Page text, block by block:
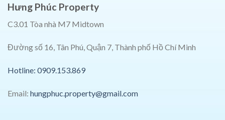
Hưng Phúc Property
C3.01 Tòa nhà M7 Midtown
Đường số 16, Tân Phú, Quận 7, Thành phố Hồ Chí Minh
Hotline: 0909.153.869
Email: hungphuc.property@gmail.com